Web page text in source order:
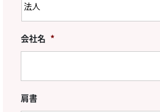
会社名 *
肩書